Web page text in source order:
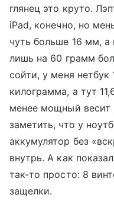
глянец это круто.
iPad, конечно, но
чуть больше 16 мм, а
лишь на 60 грамм
сойти, у меня нетбук
килограмма, а тут
менее мощный весит
заметить, что у
аккумулятор без
внутрь. А как
так-то просто: 8
защелки.